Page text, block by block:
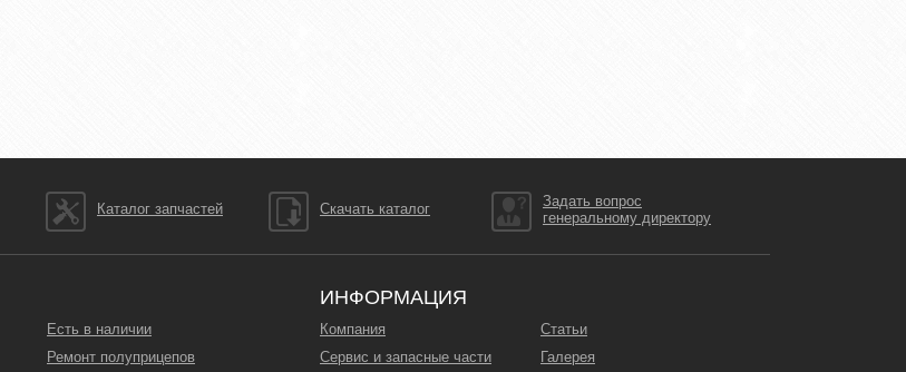
Каталог запчастей Скачать каталог
Задать вопрос
генеральному директору
Есть в наличии
Ремонт полуприцепов
ИНФОРМАЦИЯ
Компания
Сервис и запасные части
Статьи
Галерея